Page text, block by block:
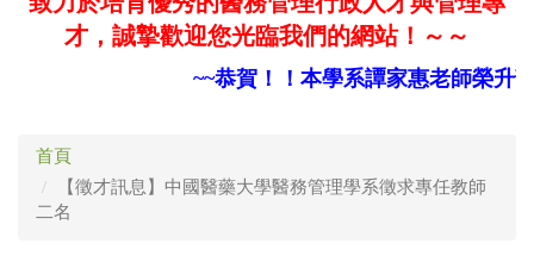
才，誠摯歡迎您光臨我們的網站！～～
~~恭賀！！本學系譚家惠老師榮升
首頁
【徵才訊息】中國醫藥大學醫務管理學系徵求專任教師
二名